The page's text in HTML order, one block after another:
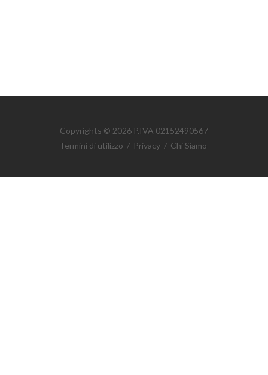
Copyrights © 2026 P.IVA 02152490567
Termini di utilizzo / Privacy / Chi Siamo